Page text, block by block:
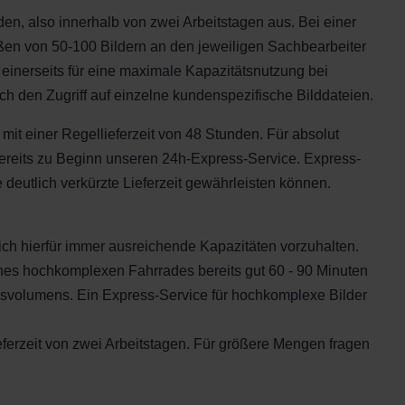
also innerhalb von zwei Arbeitstagen aus. Bei einer
von 50-100 Bildern an den jeweiligen Sachbearbeiter
für eine maximale Kapazitätsnutzung bei
den Zugriff auf einzelne kundenspezifische Bilddateien.
einer Regellieferzeit von 48 Stunden. Für absolut
zu Beginn unseren 24h-Express-Service. Express-
verkürzte Lieferzeit gewährleisten können.
hierfür immer ausreichende Kapazitäten vorzuhalten.
hochkomplexen Fahrrades bereits gut 60 - 90 Minuten
Ein Express-Service für hochkomplexe Bilder
von zwei Arbeitstagen. Für größere Mengen fragen